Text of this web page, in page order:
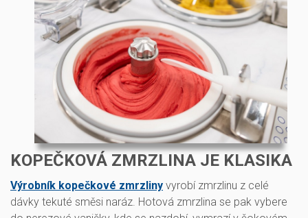
KOPEČKOVÁ ZMRZLINA JE KLASIKA
Výrobník kopečkové zmrzliny vyrobí zmrzlinu z celé
dávky tekuté směsi naráz. Hotová zmrzlina se pak vybere